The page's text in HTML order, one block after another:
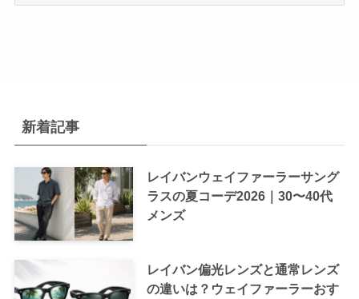
新着記事
レイバンウェイファーラーサング
ラスの夏コーデ2026｜30〜40代
メンズ
レイバン偏光レンズと通常レンズ
の違いは？ウェイファーラーおす